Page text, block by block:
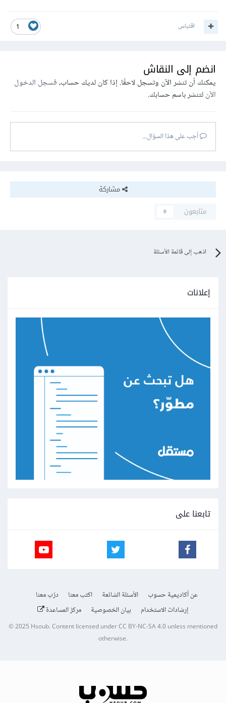
1 اقتباس
انضم إلى النقاش
يمكنك أن تنشر الآن وتسجل لاحقًا. إذا كان لديك حساب،فسجل الدخول
الآنلتنشر باسم حسابك.
أجب على هذا السؤال...
مشاركة
متابعون
0
اذهب إلى قائمة الأسئلة
إعلانات
تابعنا على
عن أكاديمية حسوب الأسئلة الشائعة اكتب معنا
درّب معنا
إرشادات الاستخدام
بيان الخصوصية مركز المساعدة
© 2025Hsoub.Content licensed underCC BY-NC-SA 4.0unless mentioned
otherwise.